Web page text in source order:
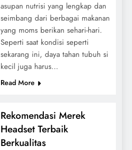
asupan nutrisi yang lengkap dan
seimbang dari berbagai makanan
yang moms berikan sehari-hari.
Seperti saat kondisi seperti
sekarang ini, daya tahan tubuh si
kecil juga harus…
Read More
Rekomendasi Merek
Headset Terbaik
Berkualitas